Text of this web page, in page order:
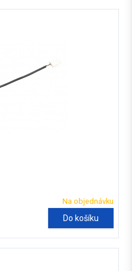
Na objednávku
Do košíku